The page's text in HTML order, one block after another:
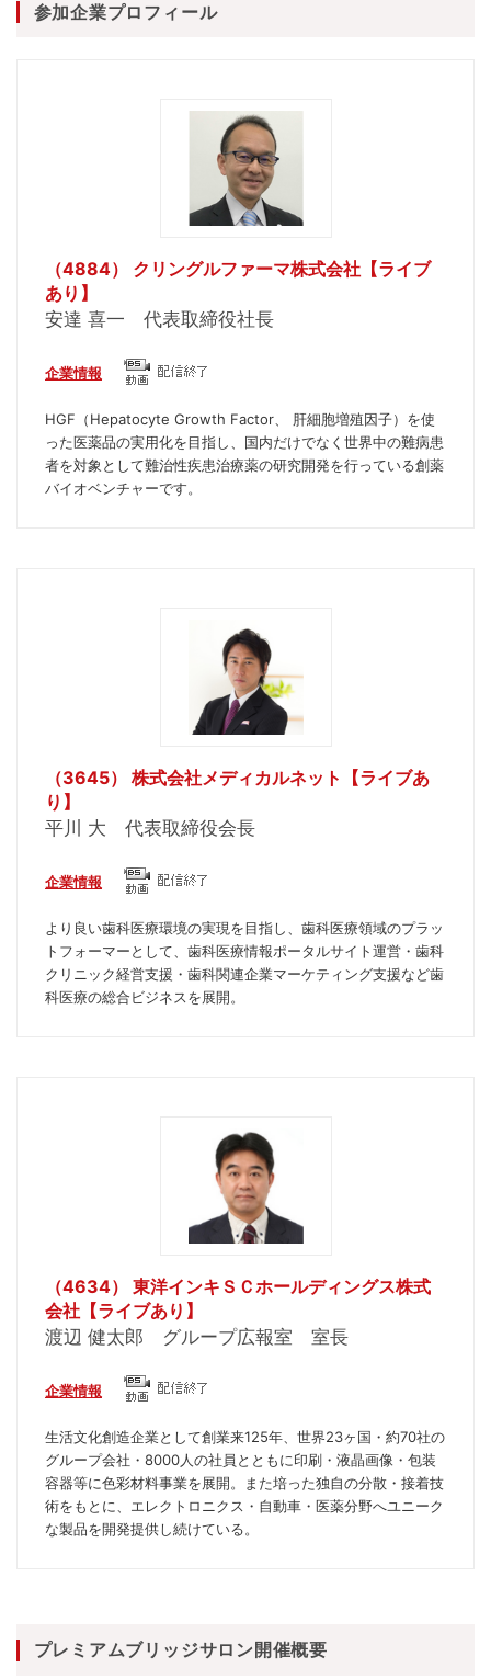
参加企業プロフィール
（4884） クリングルファーマ株式会社【ライブ
あり】
安達 喜一 代表取締役社長
企業情報
HGF（Hepatocyte Growth Factor、 肝細胞増殖因子）を使
った医薬品の実用化を目指し、国内だけでなく世界中の難病患
者を対象として難治性疾患治療薬の研究開発を行っている創薬
バイオベンチャーです。
（3645） 株式会社メディカルネット【ライブあ
り】
平川 大 代表取締役会長
企業情報
より良い歯科医療環境の実現を目指し、歯科医療領域のプラッ
トフォーマーとして、歯科医療情報ポータルサイト運営・歯科
クリニック経営支援・歯科関連企業マーケティング支援など歯
科医療の総合ビジネスを展開。
（4634） 東洋インキＳＣホールディングス株式
会社【ライブあり】
渡辺 健太郎 グループ広報室 室長
企業情報
生活文化創造企業として創業来125年、世界23ヶ国・約70社の
グループ会社・8000人の社員とともに印刷・液晶画像・包装
容器等に色彩材料事業を展開。また培った独自の分散・接着技
術をもとに、エレクトロニクス・自動車・医薬分野へユニーク
な製品を開発提供し続けている。
プレミアムブリッジサロン開催概要